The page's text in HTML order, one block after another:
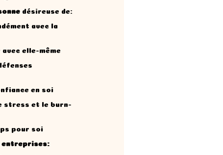
désireuse de:
avec la
elle-même
en soi
stress et le burn-
pour soi
entreprises: